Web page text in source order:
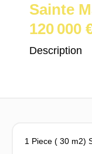
Sainte
120 000
Description
1 Piece ( 30 m2)